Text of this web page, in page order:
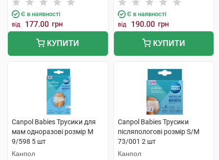
Є в наявності
від 177.00 грн
КУПИТИ
Є в наявності
від 190.00 грн
КУПИТИ
Canpol Babies Трусики для
мам одноразові розмір M
9/598 5 шт
Канпол
Canpol Babies Трусики
післяпологові розмір S/M
73/001 2 шт
Канпол